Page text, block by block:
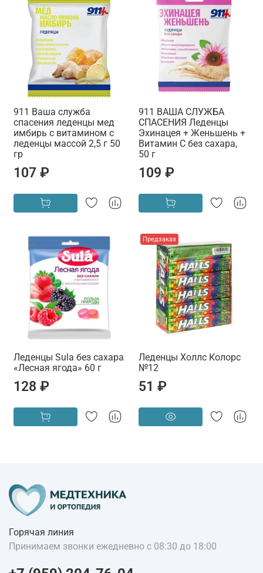
911 Ваша служба
спасения леденцы мед
имбирь с витамином с
леденцы массой 2,5 г 50
гр
107 ₽
911 ВАША СЛУЖБА
СПАСЕНИЯ Леденцы
Эхинацея + Женьшень +
Витамин С без сахара,
50 г
109 ₽
Леденцы Sula без сахара
«Лесная ягода» 60 г
128 ₽
Предзаказ
Леденцы Холлс Колорс
№12
51 ₽
Горячая линия
Принимаем звонки ежедневно с 08:30 до 18:00